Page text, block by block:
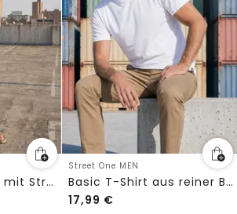
Cosy Slub T-Shirt mit Struktur
Street One MEN
Basic T-Shirt aus reiner Baumwolle
17,99 €